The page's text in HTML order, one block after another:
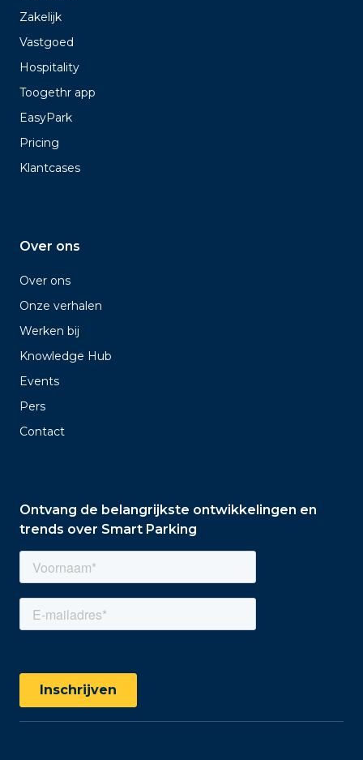
Zakelijk
Vastgoed
Hospitality
Toogethr app
EasyPark
Pricing
Klantcases
Over ons
Over ons
Onze verhalen
Werken bij
Knowledge Hub
Events
Pers
Contact
Ontvang de belangrijkste ontwikkelingen en
trends over Smart Parking